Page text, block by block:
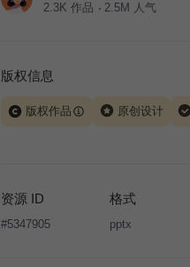
2.3K 作品 2.5M 人气
版权信息
版权作品 原创设计
让、出售或出租，未经投权许可任何
将接照我国著作权法的相关规定承担
资源 ID
#5347905
格式
pptx